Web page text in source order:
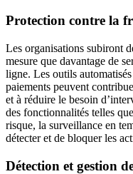
Protection contre la
Les organisations subiront
mesure que davantage de
ligne. Les outils
paiements peuvent
et à réduire le besoin
des fonctionnalités telles
risque, la surveillance en
détecter et de bloquer les
Détection et gestion